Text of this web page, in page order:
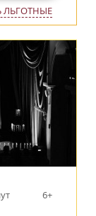
ЛЬГОТНЫЕ
6+